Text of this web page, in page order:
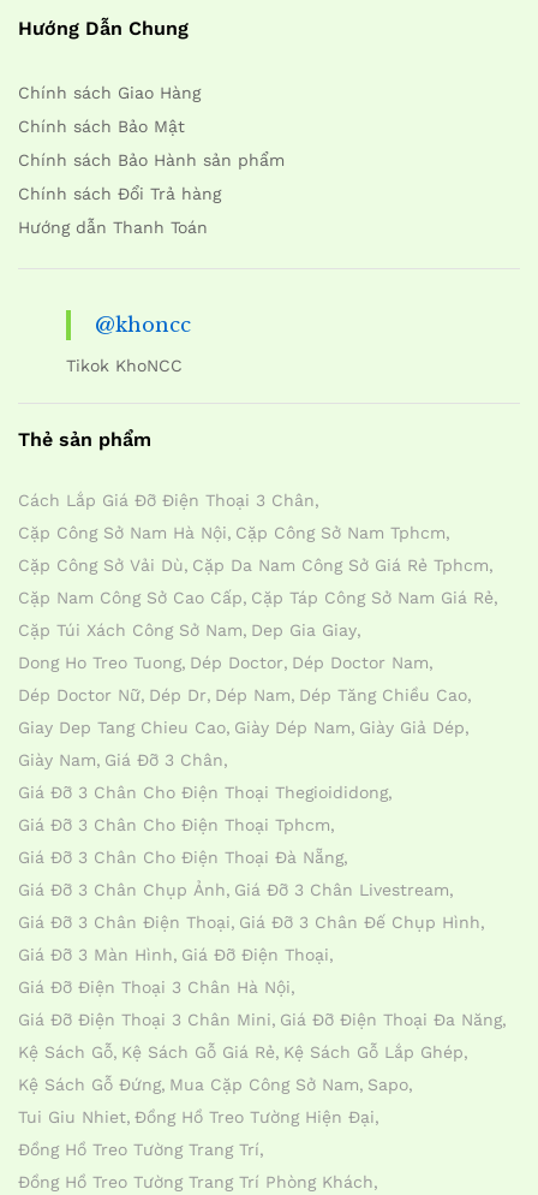
Hướng Dẫn Chung
Chính sách Giao Hàng
Chính sách Bảo Mật
Chính sách Bảo Hành sản phẩm
Chính sách Đổi Trả hàng
Hướng dẫn Thanh Toán
@khoncc
Tikok KhoNCC
Thẻ sản phẩm
Cách Lắp Giá Đỡ Điện Thoại 3 Chân
Cặp Công Sở Nam Hà Nội Cặp Công Sở Nam Tphcm
Cặp Công Sở Vải Dù Cặp Da Nam Công Sở Giá Rẻ Tphcm
Cặp Nam Công Sở Cao Cấp Cặp Táp Công Sở Nam Giá Rẻ
Cặp Túi Xách Công Sở Nam Dep Gia Giay
Dong Ho Treo Tuong Dép Doctor Dép Doctor Nam
Dép Doctor Nữ Dép Dr Dép Nam Dép Tăng Chiều Cao
Giay Dep Tang Chieu Cao Giày Dép Nam Giày Giả Dép
Giày Nam Giá Đỡ 3 Chân
Giá Đỡ 3 Chân Cho Điện Thoại Thegioididong
Giá Đỡ 3 Chân Cho Điện Thoại Tphcm
Giá Đỡ 3 Chân Cho Điện Thoại Đà Nẵng
Giá Đỡ 3 Chân Chụp Ảnh Giá Đỡ 3 Chân Livestream
Giá Đỡ 3 Chân Điện Thoại Giá Đỡ 3 Chân Đế Chụp Hình
Giá Đỡ 3 Màn Hình Giá Đỡ Điện Thoại
Giá Đỡ Điện Thoại 3 Chân Hà Nội
Giá Đỡ Điện Thoại 3 Chân Mini Giá Đỡ Điện Thoại Đa Năng
Kệ Sách Gỗ Kệ Sách Gỗ Giá Rẻ Kệ Sách Gỗ Lắp Ghép
Kệ Sách Gỗ Đứng Mua Cặp Công Sở Nam Sapo
Tui Giu Nhiet Đồng Hồ Treo Tường Hiện Đại
Đồng Hồ Treo Tường Trang Trí
Đồng Hồ Treo Tường Trang Trí Phòng Khách